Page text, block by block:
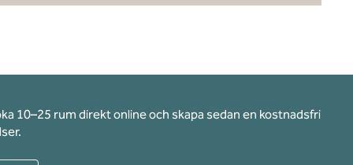
10–25 rum direkt online och skapa sedan en kostnadsfri